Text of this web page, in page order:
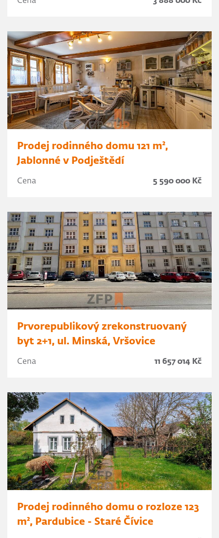
Prodej rodinného domu 121 m²,
Jablonné v Podještědí
Cena 5 590 000 Kč
Prvorepublikový zrekonstruovaný
byt 2+1, ul. Minská, Vršovice
Cena 11 657 014 Kč
Prodej rodinného domu o rozloze 123
m², Pardubice - Staré Čívice